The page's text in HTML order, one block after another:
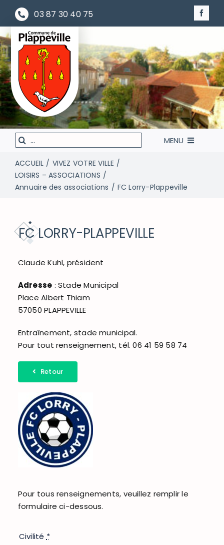
Passer
contenu
03 87 30 40 75
Rechercher
:
MENU
LA MAIRIE À VOTRE SERVICE
DÉCOUVRIR ET BOUGER
ACCÈS RAPIDE
ACCUEIL
VIVEZ VOTRE VILLE
LOISIRS – ASSOCIATIONS
Annuaire des associations
FC Lorry-Plappeville
FC LORRY-PLAPPEVILLE
Claude Kuhl, président
Adresse : Stade Municipal
Place Albert Thiam
57050 PLAPPEVILLE
Entraînement, stade municipal.
Pour tout renseignement, tél. 06 41 59 58 74
Retour
Pour tous renseignements, veuillez remplir le
formulaire ci-dessous.
Civilité *